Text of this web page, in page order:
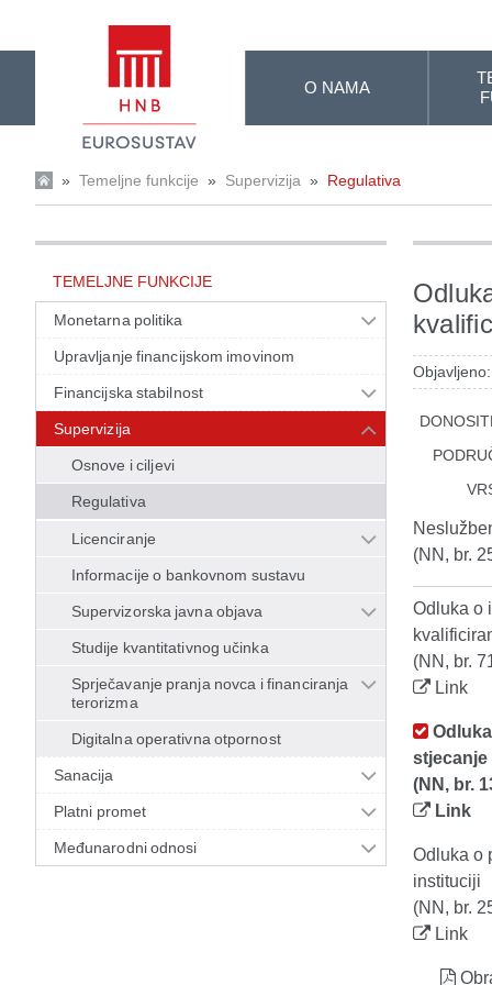
O NAMA
» Temeljne funkcije » Supervizija » Regulativa
TEMELJNE FUNKCIJE
Monetarna politika
Upravljanje financijskom imovinom
Financijska stabilnost
Supervizija
Osnove i ciljevi
Regulativa
Licenciranje
Informacije o bankovnom sustavu
Supervizorska javna objava
Studije kvantitativnog učinka
Sprječavanje pranja novca i financiranja
terorizma
Digitalna operativna otpornost
Sanacija
Platni promet
Međunarodni odnosi
(NN, br.
Odluka o
(NN, br.
Link
(NN, br.
Link
Odluka o
instituciji
(NN, br.
Link